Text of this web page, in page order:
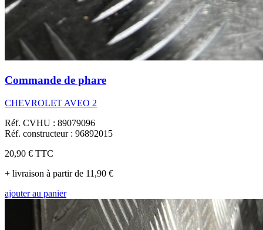
Commande de phare
CHEVROLET AVEO 2
Réf. CVHU : 89079096
Réf. constructeur : 96892015
20,90 € TTC
+ livraison à partir de 11,90 €
ajouter au panier